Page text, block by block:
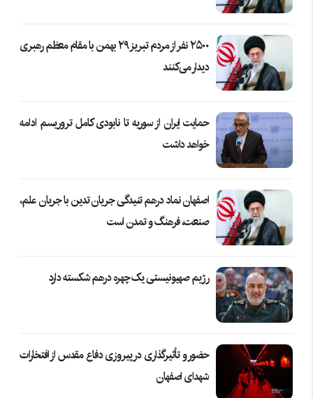
۲۵۰۰ نفر از مردم تبریز ۲۹ بهمن با مقام معظم رهبری
دیدار می‌کنند
حمایت ایران از سوریه تا نابودی کامل تروریسم ادامه
خواهد داشت
اصفهان نماد درهم تنیدگی جریان تدین با جریان علم،
صنعت، فرهنگ و تمدن است
رژیم صهیونیستی یک چهره درهم شکسته دارد
حضور و تأثیرگذاری در پیروزی دفاع مقدس از افتخارات
شهدای اصفهان